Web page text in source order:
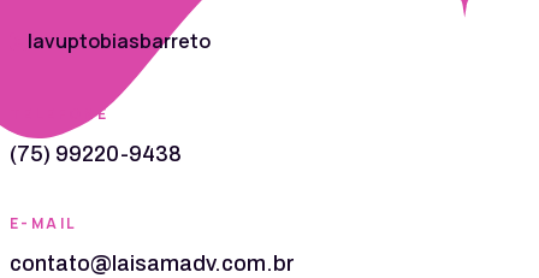
lavuptobiasbarreto
TELEFONE
(75) 99220-9438
E-MAIL
contato@laisamadv.com.br